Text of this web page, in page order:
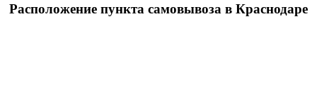
Расположение пункта самовывоза в Краснодаре